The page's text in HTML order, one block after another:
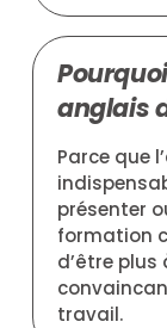
anglais
Parce que
présenter
formation
d’être plus
travail.